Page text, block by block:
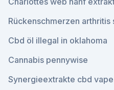
Rückenschmerzen arthritis
Cbd öl illegal in oklahoma
Cannabis pennywise
Synergieextrakte cbd